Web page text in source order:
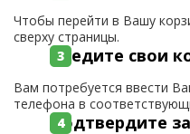
Чтобы перейти в Вашу
сверху страницы.
Введите свои
Вам потребуется ввести
телефона в
Подтвердите